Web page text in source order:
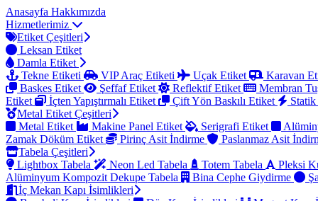
Anasayfa Hakkımızda
Hizmetlerimiz
Etiket Çeşitleri
Leksan Etiket
Damla Etiket
Tekne Etiketi
VIP Araç Etiketi Uçak Etiket
Karavan
Baskes Etiket
Şeffaf Etiket Reflektif Etiket
Membran
Etiket
İçten Yapıştırmalı Etiket Çift Yön Baskılı Etiket
Metal Etiket Çeşitleri
Metal Etiket
Makine Panel Etiket Serigrafi Etiket
Zamak Döküm Etiket
Pirinç Asit İndirme
Paslanmaz Asit
Tabela Çeşitleri
Lightbox Tabela
Neon Led Tabela Totem Tabela
Pleksi
Alüminyum Kompozit Dekupe Tabela
Bina Cephe Giydirme
İç Mekan Kapı İsimlikleri